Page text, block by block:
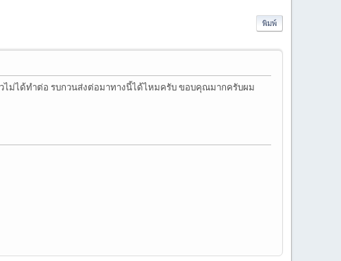
พิมพ์
ไม่ได้ทำต่อ รบกวนส่งต่อมาทางนี้ได้ไหมครับ ขอบคุณมากครับผม